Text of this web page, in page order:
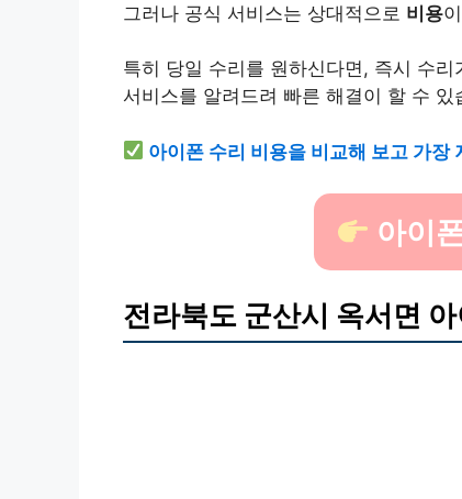
그러나 공식 서비스는 상대적으로 비용
특히 당일 수리를 원하신다면, 즉시 수
서비스를 알려드려 빠른 해결이 할 수 있
아이폰 수리 비용을 비교해 보고 가장
아이
전라북도 군산시 옥서면